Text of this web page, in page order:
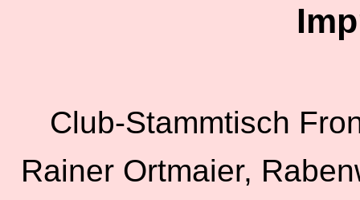
Club-Stammtisch
Rainer Ortmaier,